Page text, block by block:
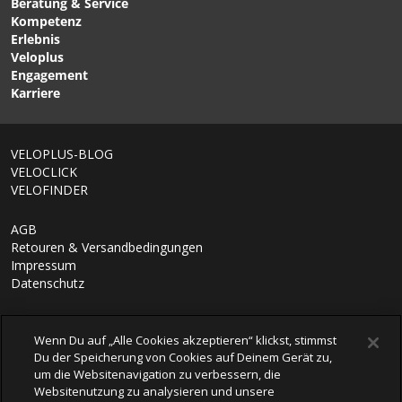
und Motorrad) eingesetzt.
Jugendhelm Matte Blaze
von SMITH
Kompetenz
Erlebnis
Veloplus
Engagement
Karriere
VELOPLUS-BLOG
VELOCLICK
VELOFINDER
AGB
Retouren & Versandbedingungen
Impressum
Datenschutz
Wenn Du auf „Alle Cookies akzeptieren“ klickst, stimmst
Du der Speicherung von Cookies auf Deinem Gerät zu,
um die Websitenavigation zu verbessern, die
Websitenutzung zu analysieren und unsere